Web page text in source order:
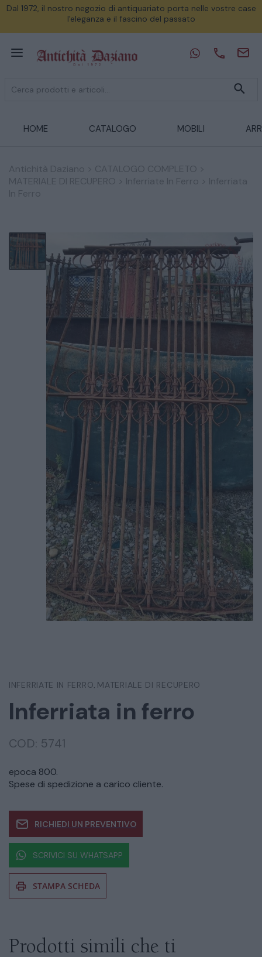
Dal 1972, il nostro negozio di antiquariato porta nelle vostre case
l'eleganza e il fascino del passato
HOME CATALOGO MOBILI
Antichità Daziano CATALOGO COMPLETO
MATERIALE DI RECUPERO
Inferriate In Ferro
Inferriata
In Ferro
INFERRIATE IN FERRO, MATERIALE DI RECUPERO
Inferriata in ferro
COD: 5741
epoca 800.
Spese di spedizione a carico cliente.
RICHIEDI UN PREVENTIVO
SCRIVICI SU WHATSAPP
STAMPA SCHEDA
esitate a chiedere informazioni
Prodotti simili che ti